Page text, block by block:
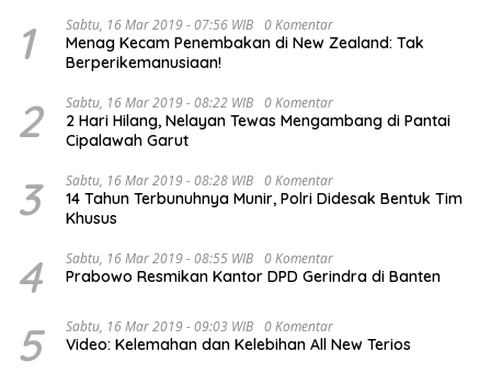
1 Sabtu, 16 Mar 2019 - 07:56 WIB 0 Komentar
Menag Kecam Penembakan di New Zealand: Tak
Berperikemanusiaan!
2 Sabtu, 16 Mar 2019 - 08:22 WIB 0 Komentar
2 Hari Hilang, Nelayan Tewas Mengambang di Pantai
Cipalawah Garut
3 Sabtu, 16 Mar 2019 - 08:28 WIB 0 Komentar
14 Tahun Terbunuhnya Munir, Polri Didesak Bentuk Tim
Khusus
4 Sabtu, 16 Mar 2019 - 08:55 WIB 0 Komentar
Prabowo Resmikan Kantor DPD Gerindra di Banten
5 Sabtu, 16 Mar 2019 - 09:03 WIB 0 Komentar
Video: Kelemahan dan Kelebihan All New Terios